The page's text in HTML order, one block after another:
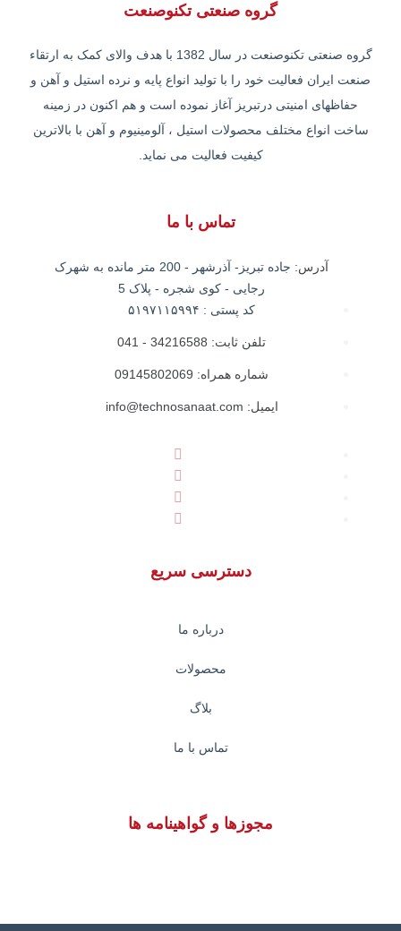
گروه صنعتی تکنوصنعت
گروه صنعتی تکنوصنعت در سال 1382 با هدف والای کمک به ارتقاء
صنعت ایران فعالیت خود را با تولید انواع پایه و نرده استیل و آهن و
حفاظهای امنیتی درتبریز آغاز نموده است و هم اکنون در زمینه
ساخت انواع مختلف محصولات استیل ، آلومینیوم و آهن با بالاترین
کیفیت فعالیت می نماید.
تماس با ما
آدرس:
جاده تبریز- آذرشهر - 200 متر مانده به شهرک
رجایی - کوی شجره - پلاک 5
کد پستی : ۵۱۹۷۱۱۵۹۹۴
تلفن ثابت: 34216588 - 041
شماره همراه: 09145802069
ایمیل: info@technosanaat.com
دسترسی سریع
درباره ما
محصولات
بلاگ
تماس با ما
مجوزها و گواهینامه ها